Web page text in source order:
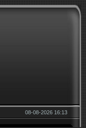
08-08-2026 16:13